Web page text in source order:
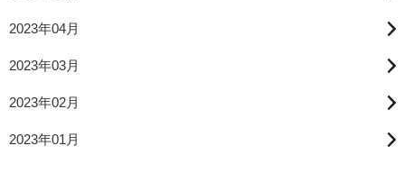
2023年04月
2023年03月
2023年02月
2023年01月